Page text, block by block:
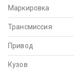
Маркировка
Трансмиссия
Привод
Кузов